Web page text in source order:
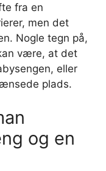
fra en
men det
Nogle tegn på,
være, at det
eller
plads.
og en